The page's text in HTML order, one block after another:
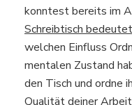
konntest bereits im
Schreibtisch
welchen Einfluss
mentalen Zustand
den Tisch und ordne
Qualität deiner